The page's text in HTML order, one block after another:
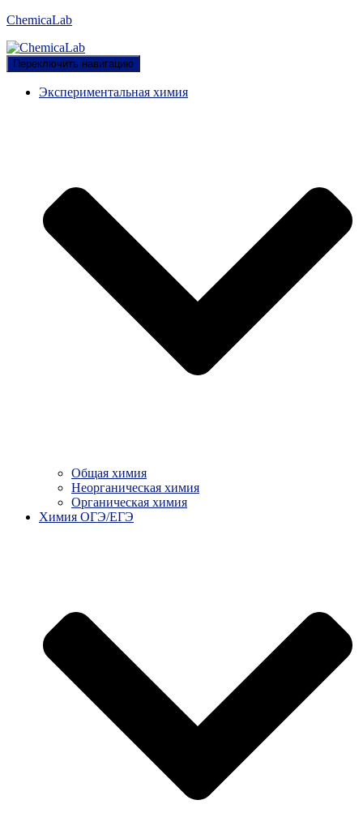
ChemicaLab
Переключить навигацию
Экспериментальная химия
Общая химия
Неорганическая химия
Органическая химия
Химия ОГЭ/ЕГЭ